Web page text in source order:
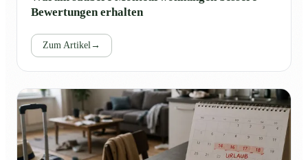
Bewertungen erhalten
Zum Artikel →